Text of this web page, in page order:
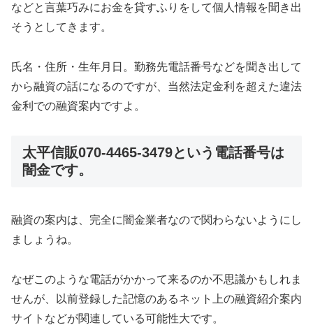
などと言葉巧みにお金を貸すふりをして個人情報を聞き出
そうとしてきます。
氏名・住所・生年月日。勤務先電話番号などを聞き出して
から融資の話になるのですが、当然法定金利を超えた違法
金利での融資案内ですよ。
太平信販070-4465-3479という電話番号は
闇金です。
融資の案内は、完全に闇金業者なので関わらないようにし
ましょうね。
なぜこのような電話がかかって来るのか不思議かもしれま
せんが、以前登録した記憶のあるネット上の融資紹介案内
サイトなどが関連している可能性大です。